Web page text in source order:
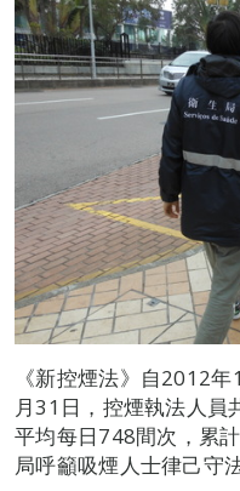
《新控煙法》自2012
月31日，控煙執法人員
平均每日748間次，累
局呼籲吸煙人士律己守